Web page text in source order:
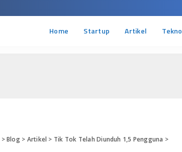
Home Startup Artikel Tekno
>Blog> Artikel > Tik Tok Telah Diunduh 1,5 Pengguna >